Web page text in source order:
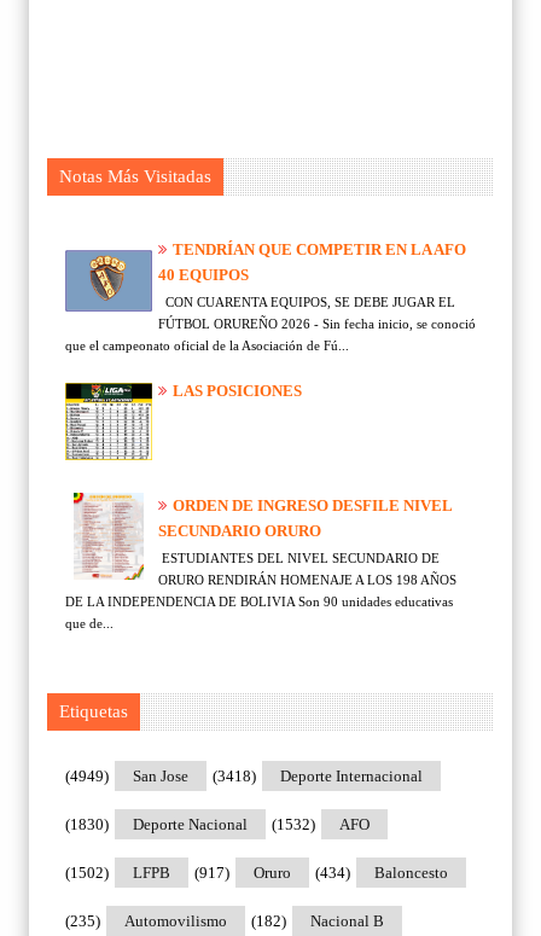
Notas Más Visitadas
TENDRÍAN QUE COMPETIR EN LA AFO
40 EQUIPOS
CON CUARENTA EQUIPOS, SE DEBE JUGAR EL
FÚTBOL ORUREÑO 2026 - Sin fecha inicio, se conoció
que el campeonato oficial de la Asociación de Fú...
LAS POSICIONES
ORDEN DE INGRESO DESFILE NIVEL
SECUNDARIO ORURO
ESTUDIANTES DEL NIVEL SECUNDARIO DE
ORURO RENDIRÁN HOMENAJE A LOS 198 AÑOS
DE LA INDEPENDENCIA DE BOLIVIA Son 90 unidades educativas
que de...
Etiquetas
San Jose
(4949) Deporte Internacional
(3418)
Deporte Nacional
(1830) AFO
(1532)
LFPB
(1502) Oruro
(917) Baloncesto
(434)
Automovilismo
(235) Nacional B
(182)